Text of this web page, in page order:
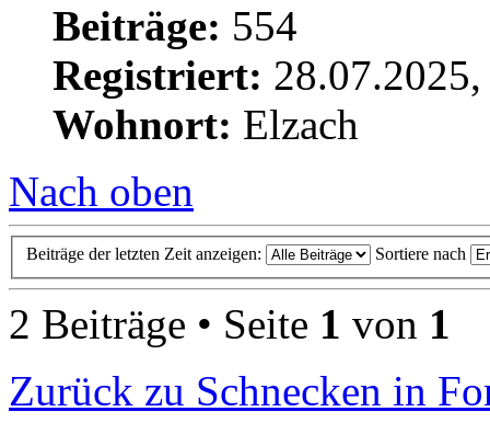
Beiträge: 554
Registriert:
Wohnort: Elzach
Nach oben
Beiträge der letzten Zeit anzeigen: Sortiere nach
2 Beiträge • Seite 1 von 1
Zurück zu Schnecken in